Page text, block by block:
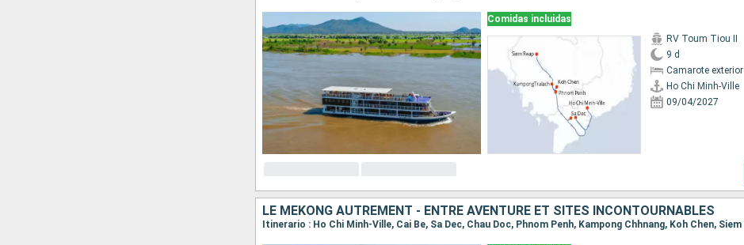
Comidas incluidas
RV Toum Tiou II
9 d
Camarote exterior
Ho Chi Minh-Ville
09/04/2027
LE MÉKONG AUTREMENT - ENTRE AVENTURE ET SITES INCONTOURNABLES